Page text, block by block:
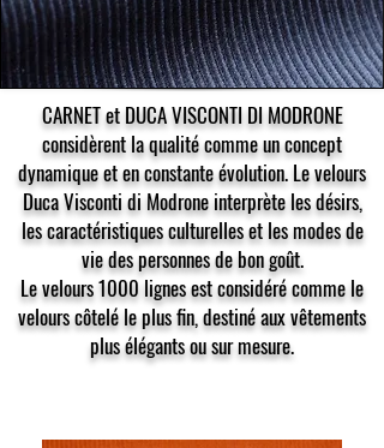
CARNET et DUCA VISCONTI DI MODRONE
considèrent la qualité comme un concept
dynamique et en constante évolution. Le velours
Duca Visconti di Modrone interprète les désirs,
les caractéristiques culturelles et les modes de
vie des personnes de bon goût.
Le velours 1000 lignes est considéré comme le
velours côtelé le plus fin, destiné aux vêtements
plus élégants ou sur mesure.